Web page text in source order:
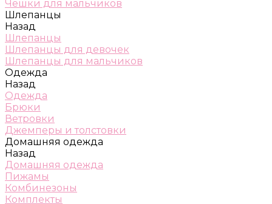
Чешки для мальчиков
Шлепанцы
Назад
Шлепанцы
Шлепанцы для девочек
Шлепанцы для мальчиков
Одежда
Назад
Одежда
Брюки
Ветровки
Джемперы и толстовки
Домашняя одежда
Назад
Домашняя одежда
Пижамы
Комбинезоны
Комплекты